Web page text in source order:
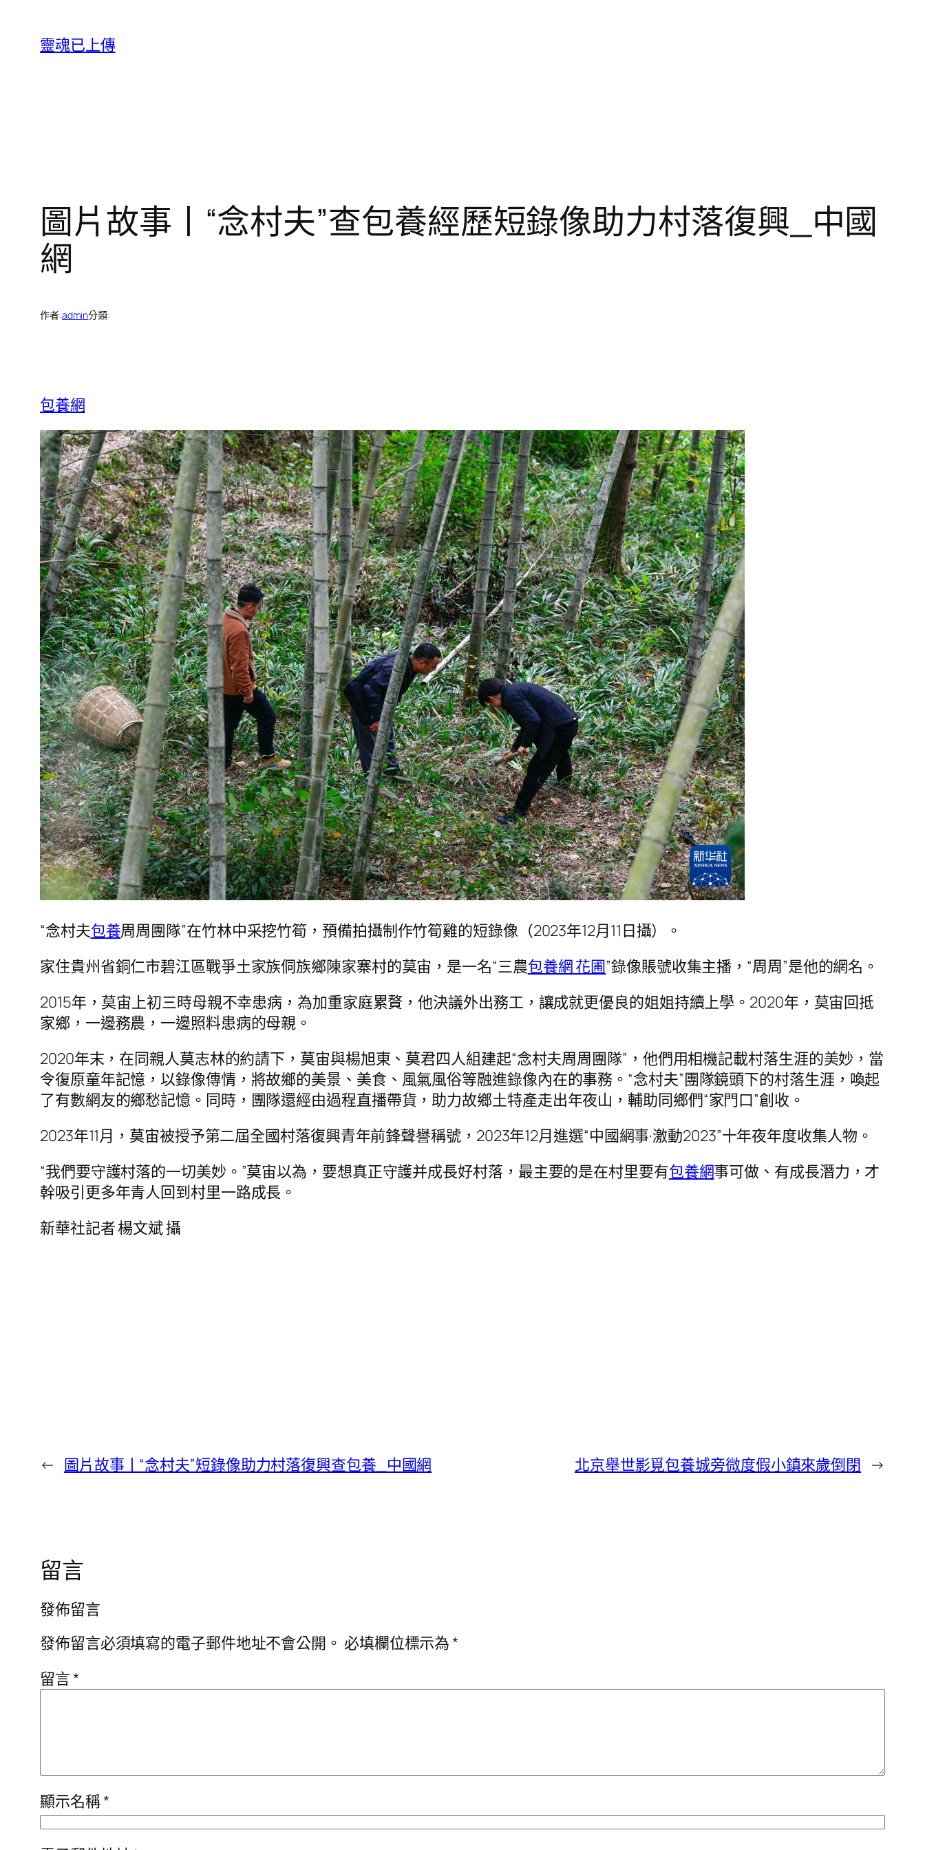
靈魂已上傳
圖片故事丨“念村夫”查包養經歷短錄像助力村落復興_中國
網
作者:admin分類:
包養網
“念村夫包養周周團隊”在竹林中采挖竹筍，預備拍攝制作竹筍雞的短錄像（2023年12月11日攝）。
家住貴州省銅仁市碧江區戰爭土家族侗族鄉陳家寨村的莫宙，是一名“三農包養網 花圃”錄像賬號收集主播，“周周”是他的網名。
2015年，莫宙上初三時母親不幸患病，為加重家庭累贅，他決議外出務工，讓成就更優良的姐姐持續上學。2020年，莫宙回抵
家鄉，一邊務農，一邊照料患病的母親。
2020年末，在同親人莫志林的約請下，莫宙與楊旭東、莫君四人組建起“念村夫周周團隊”，他們用相機記載村落生涯的美妙，當
令復原童年記憶，以錄像傳情，將故鄉的美景、美食、風氣風俗等融進錄像內在的事務。“念村夫”團隊鏡頭下的村落生涯，喚起
了有數網友的鄉愁記憶。同時，團隊還經由過程直播帶貨，助力故鄉土特產走出年夜山，輔助同鄉們“家門口”創收。
2023年11月，莫宙被授予第二屆全國村落復興青年前鋒聲譽稱號，2023年12月進選“中國網事·激動2023”十年夜年度收集人物。
“我們要守護村落的一切美妙。”莫宙以為，要想真正守護并成長好村落，最主要的是在村里要有包養網事可做、有成長潛力，才
幹吸引更多年青人回到村里一路成長。
新華社記者 楊文斌 攝
← 圖片故事丨“念村夫”短錄像助力村落復興查包養_中國網 北京舉世影覓包養城旁微度假小鎮來歲倒閉 →
留言
發佈留言
發佈留言必須填寫的電子郵件地址不會公開。 必填欄位標示為*
留言*
顯示名稱*